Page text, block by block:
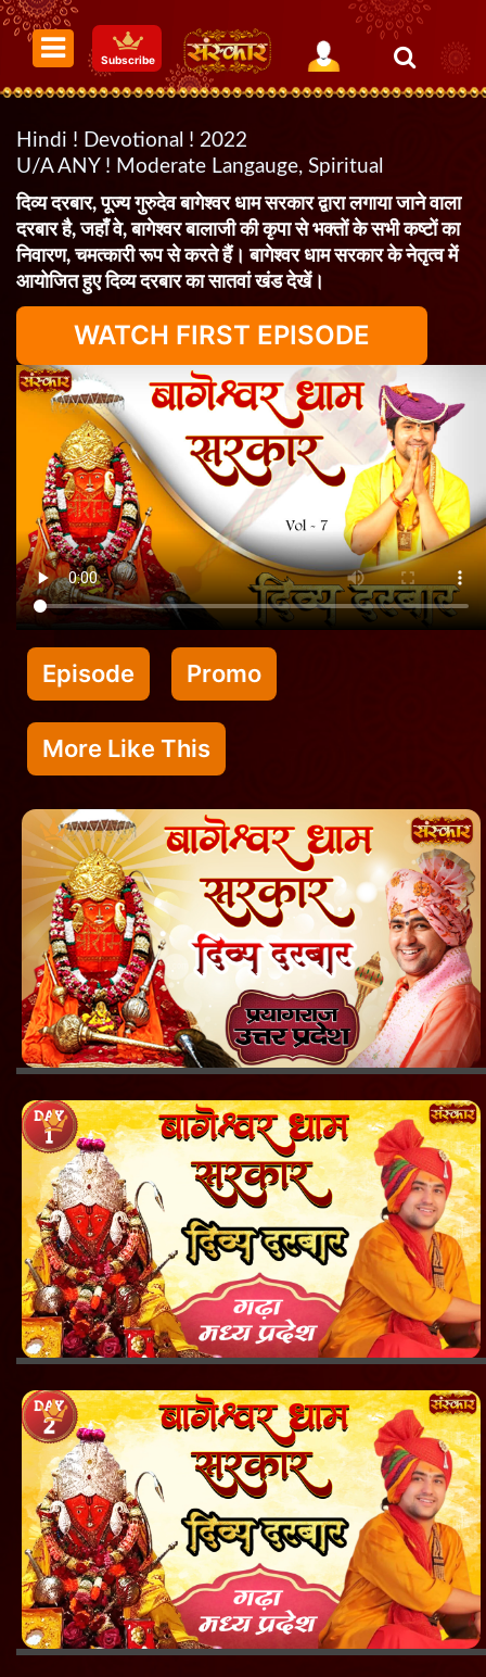
Subscribe
Hindi ! Devotional ! 2022
U/A ANY ! Moderate Langauge, Spiritual
दिव्य दरबार, पूज्य गुरुदेव बागेश्वर धाम सरकार द्वारा लगाया जाने वाला
दरबार है, जहाँ वे, बागेश्वर बालाजी की कृपा से भक्तों के सभी कष्टों का
निवारण, चमत्कारी रूप से करते हैं। बागेश्वर धाम सरकार के नेतृत्व में
आयोजित हुए दिव्य दरबार का सातवां खंड देखें।
WATCH FIRST EPISODE
Episode Promo
More Like This